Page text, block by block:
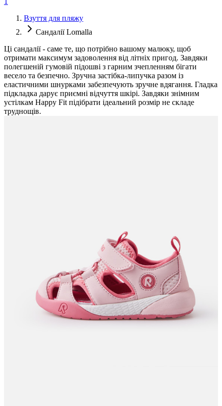
Взуття для пляжу
Сандалії Lomalla
Ці сандалії - саме те, що потрібно вашому малюку, щоб
отримати максимум задоволення від літніх пригод. Завдяки
полегшеній гумовій підошві з гарним зчепленням бігати
весело та безпечно. Зручна застібка-липучка разом із
еластичними шнурками забезпечують зручне вдягання. Гладка
підкладка дарує приємні відчуття шкірі. Завдяки знімним
устілкам Happy Fit підібрати ідеальний розмір не складе
труднощів.